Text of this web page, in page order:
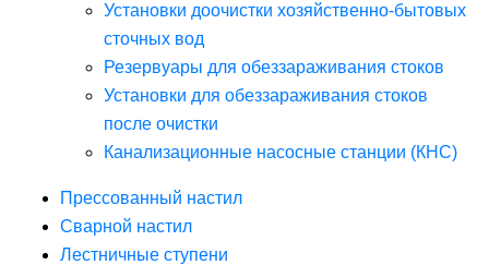
Установки доочистки хозяйственно-бытовых
сточных вод
Резервуары для обеззараживания стоков
Установки для обеззараживания стоков
после очистки
Канализационные насосные станции (КНС)
Прессованный настил
Сварной настил
Лестничные ступени